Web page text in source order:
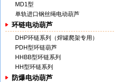
MD1型
单轨进口钢丝绳电动葫芦
环链电动葫芦
DHP环链系列（焊罐爬架专用）
PDH型环链葫芦
HHBB型环链系列
HH型环链系列
防爆电动葫芦